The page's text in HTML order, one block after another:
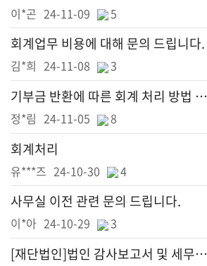
이*곤 24-11-09 5
회계업무 비용에 대해 문의 드립니다.
김*희 24-11-08 3
기부금 반환에 따른 회계 처리 방법 문의
정*림 24-11-05 8
회계처리
유***즈 24-10-30 4
사무실 이전 관련 문의 드립니다.
이*아 24-10-29 3
[재단법인]법인 감사보고서 및 세무조정,공익법인 결산서류 공시 관련 견적 문의